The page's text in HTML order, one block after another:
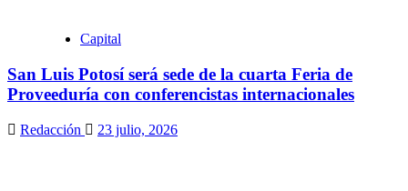
Capital
San Luis Potosí será sede de la cuarta Feria de
Proveeduría con conferencistas internacionales
Redacción 23 julio, 2026